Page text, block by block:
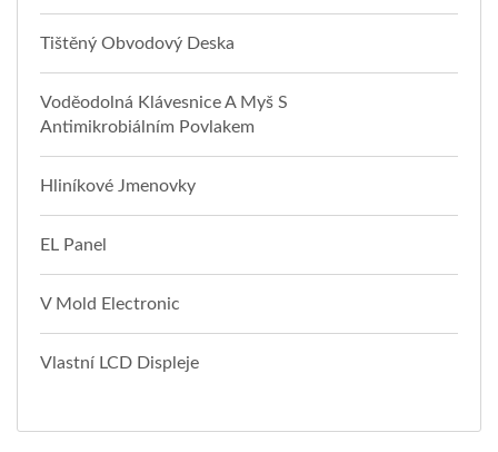
Tištěný Obvodový Deska
Voděodolná Klávesnice A Myš S
Antimikrobiálním Povlakem
Hliníkové Jmenovky
EL Panel
V Mold Electronic
Vlastní LCD Displeje